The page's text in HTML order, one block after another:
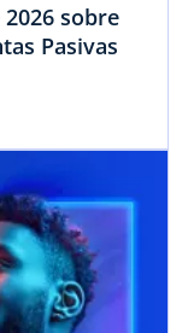
sobre
Pasivas